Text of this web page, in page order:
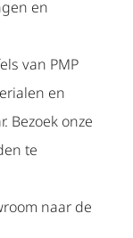
en
van PMP
en
Bezoek onze
te
naar de